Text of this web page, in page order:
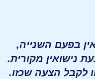
בפעם השנייה,
נישואין מקורית.
לקבל הצעה שכזו.